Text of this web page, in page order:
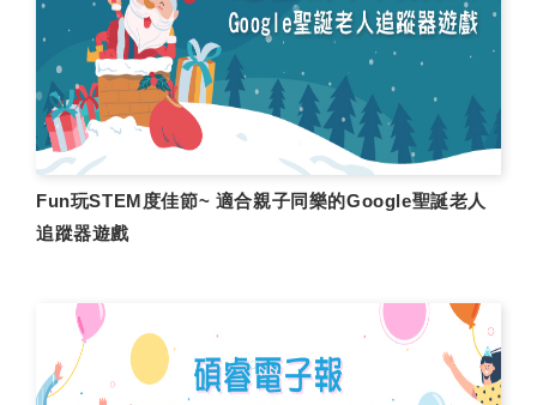
Fun玩STEM度佳節~ 適合親子同樂的Google聖誕老人
追蹤器遊戲